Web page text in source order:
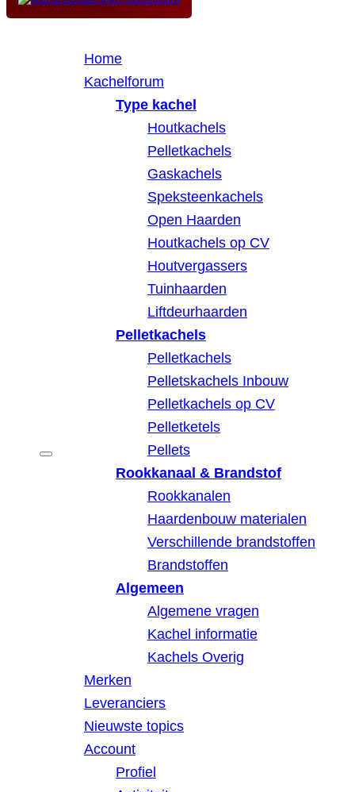
Home
Kachelforum
Type kachel
Houtkachels
Pelletkachels
Gaskachels
Speksteenkachels
Open Haarden
Houtkachels op CV
Houtvergassers
Tuinhaarden
Liftdeurhaarden
Pelletkachels
Pelletkachels
Pelletskachels Inbouw
Pelletkachels op CV
Pelletketels
Pellets
Rookkanaal & Brandstof
Rookkanalen
Haardenbouw materialen
Verschillende brandstoffen
Brandstoffen
Algemeen
Algemene vragen
Kachel informatie
Kachels Overig
Merken
Leveranciers
Nieuwste topics
Account
Profiel